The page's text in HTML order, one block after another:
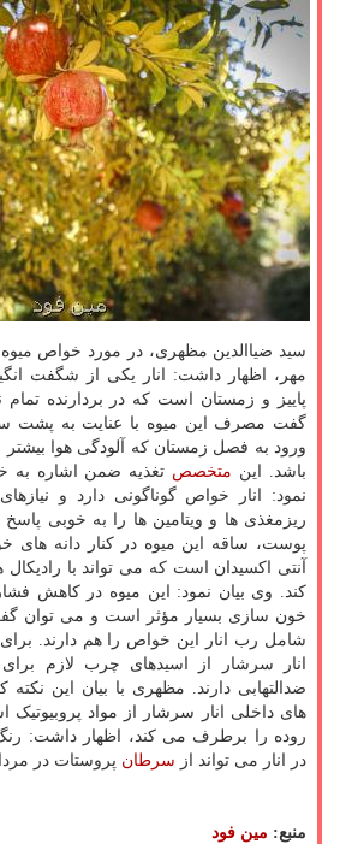
سید ضیاالدین مظهری، در مورد خواص میوه
مهر، اظهار داشت: انار یکی از شگفت
پاییز و زمستان است که در بردارنده تمام
گفت مصرف این میوه با عنایت به پشت
ورود به فصل زمستان که آلودگی هوا
باشد. این متخصص تغذیه ضمن اشاره به
نمود: انار خواص گوناگونی دارد و
ریزمغذی ها و ویتامین ها را به خوبی
پوست، ساقه این میوه در کنار دانه
آنتی اکسیدان است که می تواند با رادیکال
کند. وی بیان نمود: این میوه در کاهش
خون سازی بسیار مؤثر است و می توان
شامل رب انار این خواص را هم دارند.
انار سرشار از اسیدهای چرب لازم
ضدالتهابی دارند. مظهری با بیان این
های داخلی انار سرشار از مواد
روده را برطرف می کند، اظهار داشت:
در انار می تواند از سرطان پروستات در
منبع: مین فود